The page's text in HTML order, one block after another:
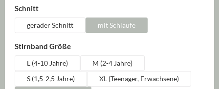
Schnittauswählen
gerader Schnitt mit Schlaufe
Stirnband Größeauswählen
L (4-10 Jahre)
M (2-4 Jahre)
S (1,5-2,5 Jahre)
XL (Teenager, Erwachsene)